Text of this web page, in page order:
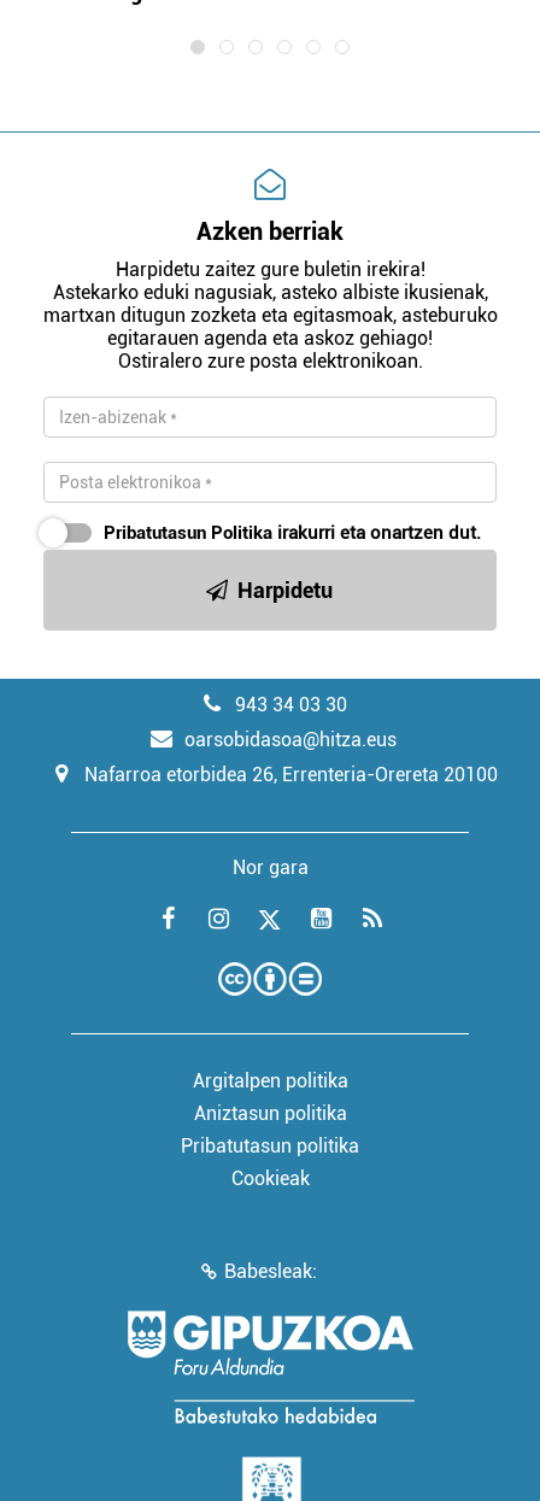
Azken berriak
Harpidetu zaitez gure buletin irekira!
Astekarko eduki nagusiak, asteko albiste ikusienak,
martxan ditugun zozketa eta egitasmoak, asteburuko
egitarauen agenda eta askoz gehiago!
Ostiralero zure posta elektronikoan.
Pribatutasun Politika irakurri eta onartzen dut.
Harpidetu
943 34 03 30
oarsobidasoa@hitza.eus
Nafarroa etorbidea 26, Errenteria-Orereta 20100
Nor gara
Argitalpen politika
Aniztasun politika
Pribatutasun politika
Cookieak
Babesleak: